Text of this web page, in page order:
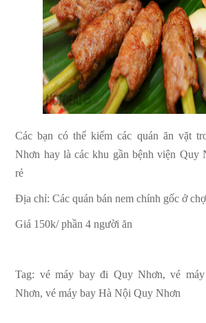
Các bạn có thể kiếm các quán ăn vặt
Nhơn hay là các khu gần bệnh viện Quy
rẻ
Địa chỉ: Các quán bán nem chính gốc ở
Giá 150k/ phần 4 người ăn
Tag: vé máy bay đi Quy Nhơn, vé
Nhơn, vé máy bay Hà Nội Quy Nhơn